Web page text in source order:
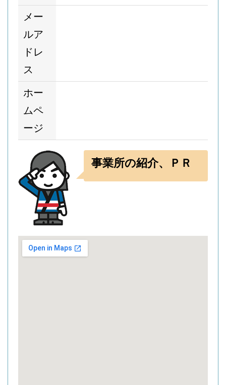
メー
ルア
ドレ
ス
ホー
ムペ
ージ
事業所の紹介、ＰＲ